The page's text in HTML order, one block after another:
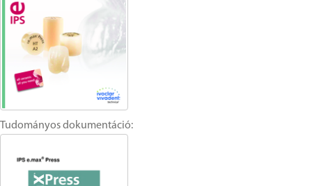
Tudományos dokumentáció: